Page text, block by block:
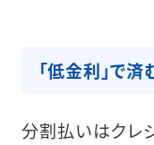
「低金利」で
分割払いはクレ